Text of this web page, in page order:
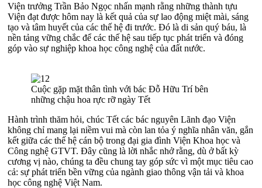
Viện trưởng Trần Bảo Ngọc nhấn mạnh rằng những thành tựu
Viện đạt được hôm nay là kết quả của sự lao động miệt mài, sáng
tạo và tâm huyết của các thế hệ đi trước. Đó là di sản quý báu, là
nền tảng vững chắc để các thế hệ sau tiếp tục phát triển và đóng
góp vào sự nghiệp khoa học công nghệ của đất nước.
Cuộc gặp mặt thân tình với bác Đỗ Hữu Trí bên
những chậu hoa rực rỡ ngày Tết
Hành trình thăm hỏi, chúc Tết các bác nguyên Lãnh đạo Viện
không chỉ mang lại niềm vui mà còn lan tỏa ý nghĩa nhân văn, gắn
kết giữa các thế hệ cán bộ trong đại gia đình Viện Khoa học và
Công nghệ GTVT. Đây cũng là lời nhắc nhở rằng, dù ở bất kỳ
cương vị nào, chúng ta đều chung tay góp sức vì một mục tiêu cao
cả: sự phát triển bền vững của ngành giao thông vận tải và khoa
học công nghệ Việt Nam.